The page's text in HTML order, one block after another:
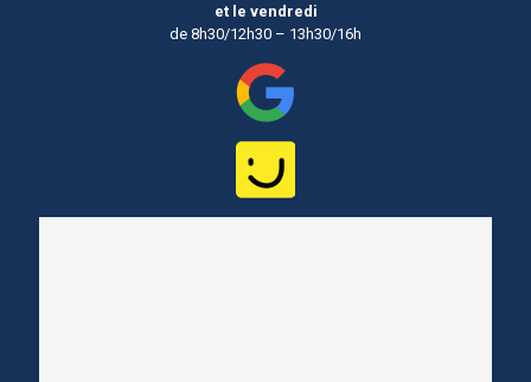
et le vendredi
de 8h30/12h30 – 13h30/16h